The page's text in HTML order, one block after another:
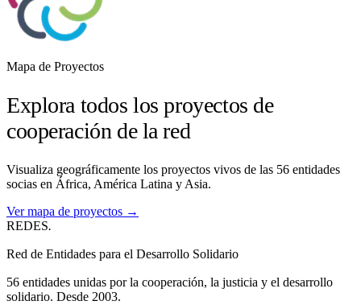
Mapa de Proyectos
Explora todos los proyectos de
cooperación de la red
Visualiza geográficamente los proyectos vivos de las 56 entidades
socias en África, América Latina y Asia.
Ver mapa de proyectos →
REDES.
Red de Entidades para el Desarrollo Solidario
56 entidades unidas por la cooperación, la justicia y el desarrollo
solidario. Desde 2003.